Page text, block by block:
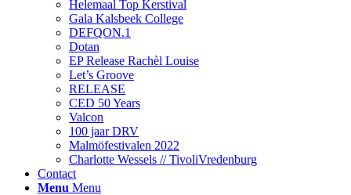
Helemaal Top Kerstival
Gala Kalsbeek College
DEFQON.1
Dotan
EP Release Rachèl Louise
Let’s Groove
RELEASE
CED 50 Years
Valcon
100 jaar DRV
Malmöfestivalen 2022
Charlotte Wessels // TivoliVredenburg
Contact
Menu Menu